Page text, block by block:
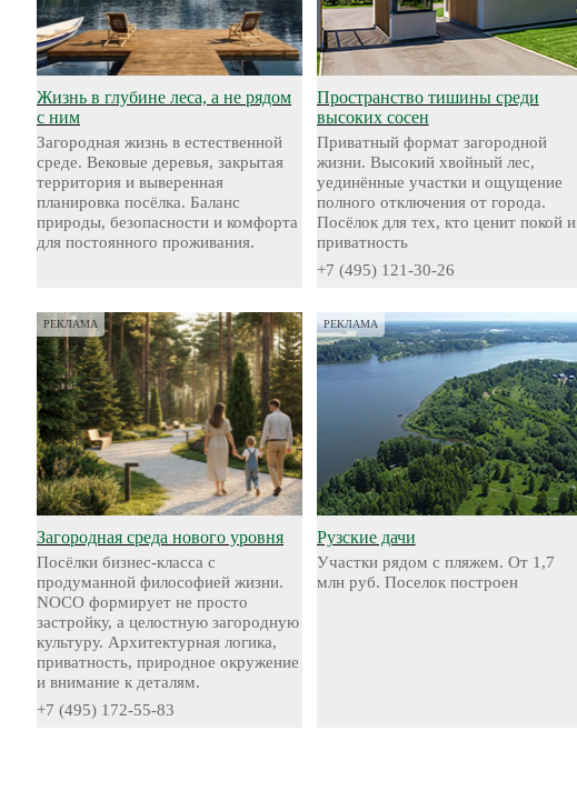
Жизнь в глубине леса, а не рядом
с ним
Загородная жизнь в естественной
среде. Вековые деревья, закрытая
территория и выверенная
планировка посёлка. Баланс
природы, безопасности и комфорта
для постоянного проживания.
Пространство тишины среди
высоких сосен
Приватный формат загородной
жизни. Высокий хвойный лес,
уединённые участки и ощущение
полного отключения от города.
Посёлок для тех, кто ценит покой и
приватность
+7 (495) 121-30-26
РЕКЛАМА
Загородная среда нового уровня
Посёлки бизнес-класса с
продуманной философией жизни.
NOCO формирует не просто
застройку, а целостную загородную
культуру. Архитектурная логика,
приватность, природное окружение
и внимание к деталям.
+7 (495) 172-55-83
РЕКЛАМА
Рузские дачи
Участки рядом с пляжем. От 1,7
млн руб. Поселок построен